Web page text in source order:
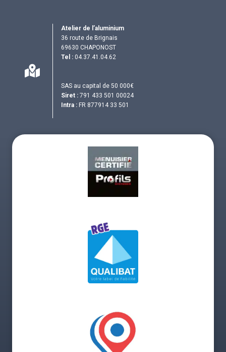
Atelier de l’aluminium
36 route de Brignais
69630 CHAPONOST
Tel : 04.37.41.04.62
SAS au capital de 50 000€
Siret : 791 433 501 00024
Intra : FR 877914 33 501